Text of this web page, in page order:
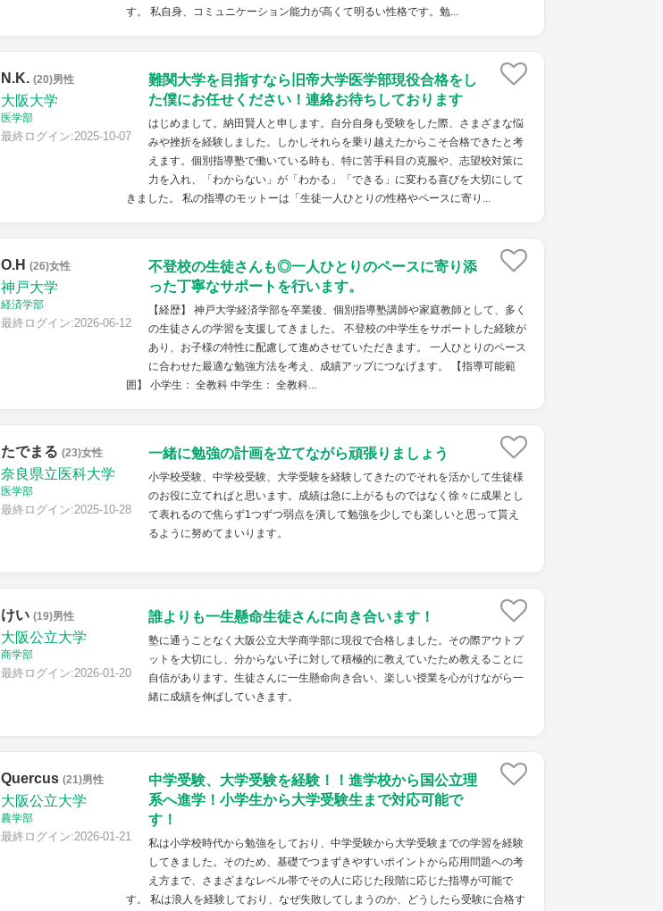
す。 私自身、コミュニケーション能力が高くて明るい性格です。勉...
N.K. (20)男性
大阪大学
医学部
最終ログイン:2025-10-07
難関大学を目指すなら旧帝大学医学部現役合格をし
た僕にお任せください！連絡お待ちしております
はじめまして。納田賢人と申します。自分自身も受験をした際、さまざまな悩
みや挫折を経験しました。しかしそれらを乗り越えたからこそ合格できたと考
えます。個別指導塾で働いている時も、特に苦手科目の克服や、志望校対策に
力を入れ、「わからない」が「わかる」「できる」に変わる喜びを大切にして
きました。 私の指導のモットーは「生徒一人ひとりの性格やペースに寄り...
O.H (26)女性
神戸大学
経済学部
最終ログイン:2026-06-12
不登校の生徒さんも◎一人ひとりのペースに寄り添
った丁寧なサポートを行います。
【経歴】 神戸大学経済学部を卒業後、個別指導塾講師や家庭教師として、多く
の生徒さんの学習を支援してきました。 不登校の中学生をサポートした経験が
あり、お子様の特性に配慮して進めさせていただきます。 一人ひとりのペース
に合わせた最適な勉強方法を考え、成績アップにつなげます。 【指導可能範
囲】 小学生： 全教科 中学生： 全教科...
たでまる (23)女性
奈良県立医科大学
医学部
最終ログイン:2025-10-28
一緒に勉強の計画を立てながら頑張りましょう
小学校受験、中学校受験、大学受験を経験してきたのでそれを活かして生徒様
のお役に立てればと思います。成績は急に上がるものではなく徐々に成果とし
て表れるので焦らず1つずつ弱点を潰して勉強を少しでも楽しいと思って貰え
るように努めてまいります。
けい (19)男性
大阪公立大学
商学部
最終ログイン:2026-01-20
誰よりも一生懸命生徒さんに向き合います！
塾に通うことなく大阪公立大学商学部に現役で合格しました。その際アウトプ
ットを大切にし、分からない子に対して積極的に教えていたため教えることに
自信があります。生徒さんに一生懸命向き合い、楽しい授業を心がけながら一
緒に成績を伸ばしていきます。
Quercus (21)男性
大阪公立大学
農学部
最終ログイン:2026-01-21
中学受験、大学受験を経験！！進学校から国公立理
系へ進学！小学生から大学受験生まで対応可能で
す！
私は小学校時代から勉強をしており、中学受験から大学受験までの学習を経験
してきました。そのため、基礎でつまずきやすいポイントから応用問題への考
え方まで、さまざまなレベル帯でその人に応じた段階に応じた指導が可能で
す。 私は浪人を経験しており、なぜ失敗してしまうのか、どうしたら受験に合格す